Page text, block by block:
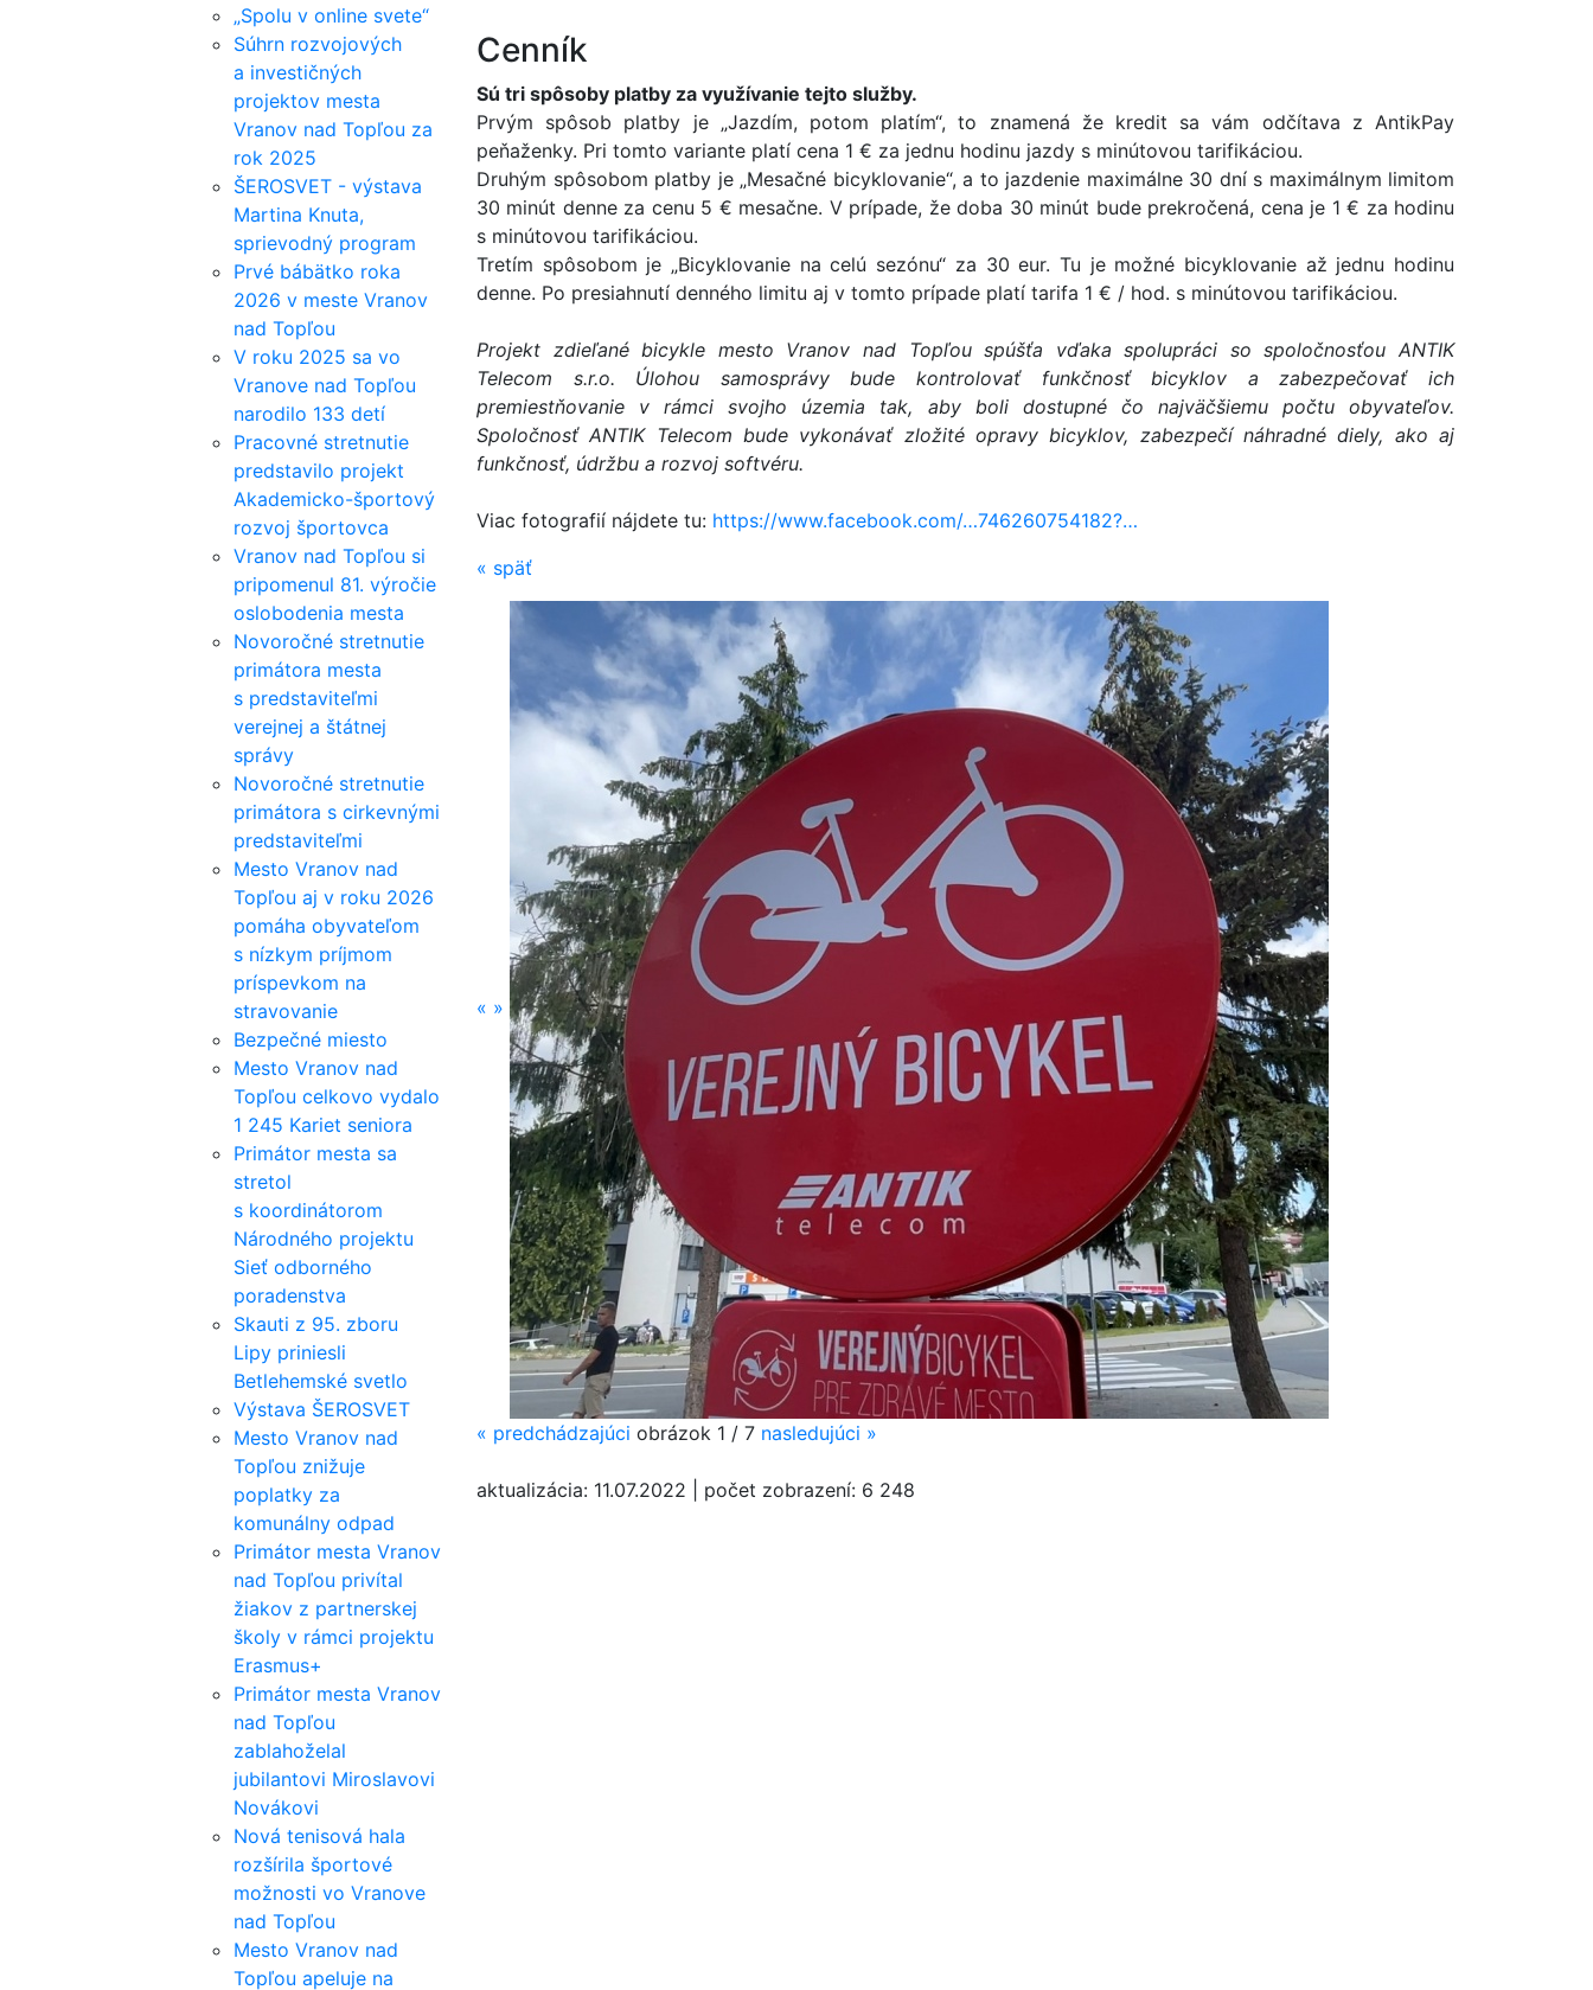
„Spolu v online svete“
Súhrn rozvojových
a investičných
projektov mesta
Vranov nad Topľou za
rok 2025
ŠEROSVET - výstava
Martina Knuta,
sprievodný program
Prvé bábätko roka
2026 v meste Vranov
nad Topľou
V roku 2025 sa vo
Vranove nad Topľou
narodilo 133 detí
Pracovné stretnutie
predstavilo projekt
Akademicko-športový
rozvoj športovca
Vranov nad Topľou si
pripomenul 81. výročie
oslobodenia mesta
Novoročné stretnutie
primátora mesta
s predstaviteľmi
verejnej a štátnej
správy
Novoročné stretnutie
primátora s cirkevnými
predstaviteľmi
Mesto Vranov nad
Topľou aj v roku 2026
pomáha obyvateľom
s nízkym príjmom
príspevkom na
stravovanie
Bezpečné miesto
Mesto Vranov nad
Topľou celkovo vydalo
1 245 Kariet seniora
Primátor mesta sa
stretol
s koordinátorom
Národného projektu
Sieť odborného
poradenstva
Skauti z 95. zboru
Lipy priniesli
Betlehemské svetlo
Výstava ŠEROSVET
Mesto Vranov nad
Topľou znižuje
poplatky za
komunálny odpad
Primátor mesta Vranov
nad Topľou privítal
žiakov z partnerskej
školy v rámci projektu
Erasmus+
Primátor mesta Vranov
nad Topľou
zablahoželal
jubilantovi Miroslavovi
Novákovi
Nová tenisová hala
rozšírila športové
možnosti vo Vranove
nad Topľou
Mesto Vranov nad
Topľou apeluje na
Cenník
Sú tri spôsoby platby za využívanie tejto služby.
Prvým spôsob platby je „Jazdím, potom platím“, to znamená že kredit sa vám odčítava z AntikPay
peňaženky. Pri tomto variante platí cena 1 € za jednu hodinu jazdy s minútovou tarifikáciou.
Druhým spôsobom platby je „Mesačné bicyklovanie“, a to jazdenie maximálne 30 dní s maximálnym limitom
30 minút denne za cenu 5 € mesačne. V prípade, že doba 30 minút bude prekročená, cena je 1 € za hodinu
s minútovou tarifikáciou.
Tretím spôsobom je „Bicyklovanie na celú sezónu“ za 30 eur. Tu je možné bicyklovanie až jednu hodinu
denne. Po presiahnutí denného limitu aj v tomto prípade platí tarifa 1 € / hod. s minútovou tarifikáciou.
Projekt zdieľané bicykle mesto Vranov nad Topľou spúšťa vďaka spolupráci so spoločnosťou ANTIK
Telecom s.r.o. Úlohou samosprávy bude kontrolovať funkčnosť bicyklov a zabezpečovať ich
premiestňovanie v rámci svojho územia tak, aby boli dostupné čo najväčšiemu počtu obyvateľov.
Spoločnosť ANTIK Telecom bude vykonávať zložité opravy bicyklov, zabezpečí náhradné diely, ako aj
funkčnosť, údržbu a rozvoj softvéru.
Viac fotografií nájdete tu: https://www.facebook.com/…746260754182?…
« späť
« »
« predchádzajúci obrázok 1 / 7 nasledujúci »
aktualizácia: 11.07.2022 počet zobrazení: 6 248